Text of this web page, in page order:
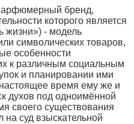
бренд,
которого является
жизни») - модель
символических товаров,
особенности
к различным социальным
и планировании ими
время ему же и
духов под одноимённой
своего существования
суд взыскательной